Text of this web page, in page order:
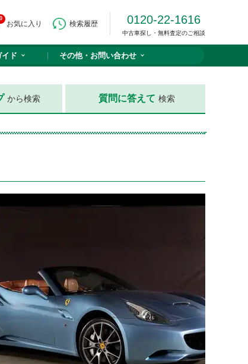
0
お気に入り 検索履歴 0120-22-1616
中古車探し・無料査定のご相談
ド その他・ お問い合わせ
から検索 質問に答えて 検索